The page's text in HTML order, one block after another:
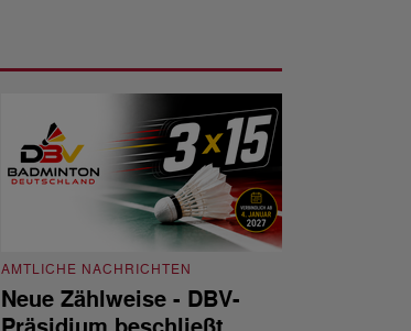
AMTLICHE NACHRICHTEN
Neue Zählweise - DBV-